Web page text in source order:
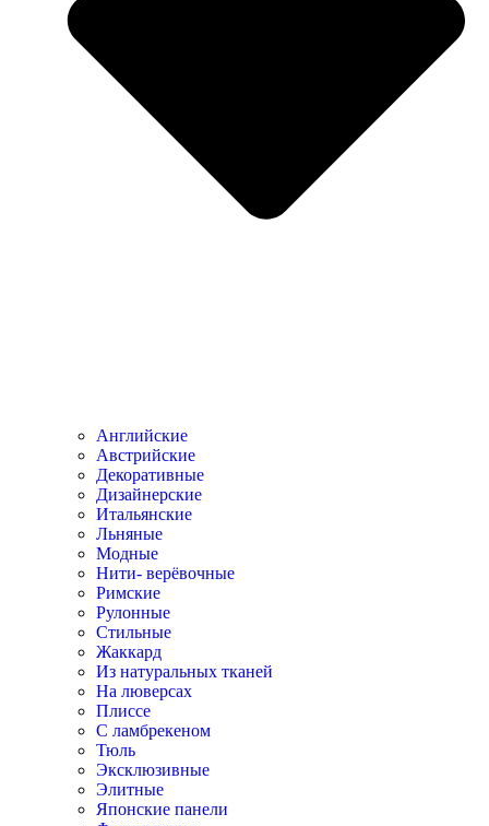
Английские
Австрийские
Декоративные
Дизайнерские
Итальянские
Льняные
Модные
Нити- верёвочные
Римские
Рулонные
Стильные
Жаккард
Из натуральных тканей
На люверсах
Плиссе
С ламбрекеном
Тюль
Эксклюзивные
Элитные
Японские панели